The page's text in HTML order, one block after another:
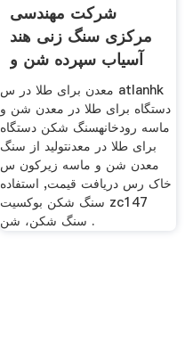
شرکت مهندسی
مرکزی سنگ زنی هند
آسیاب سپرده شن و
ماسه زیرکون
معدن برای طلا در س atlanhk
دستگاه برای طلا در معدن شن و
ماسه رودخانهسنگ شکن دستگاه
برای طلا در معدنتولید از سنگ
معدن شن و ماسه زیرکون س
خاک رس دریافت قیمت, استفاده
سنگ شکن بوکسیت zc147
سنگ شکن، شن .